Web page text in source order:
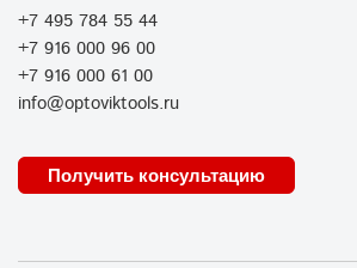
+7 495 784 55 44
+7 916 000 96 00
+7 916 000 61 00
info@optoviktools.ru
Получить консультацию